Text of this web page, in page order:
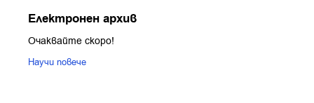
Електронен архив
Очаквайте скоро!
Научи повече